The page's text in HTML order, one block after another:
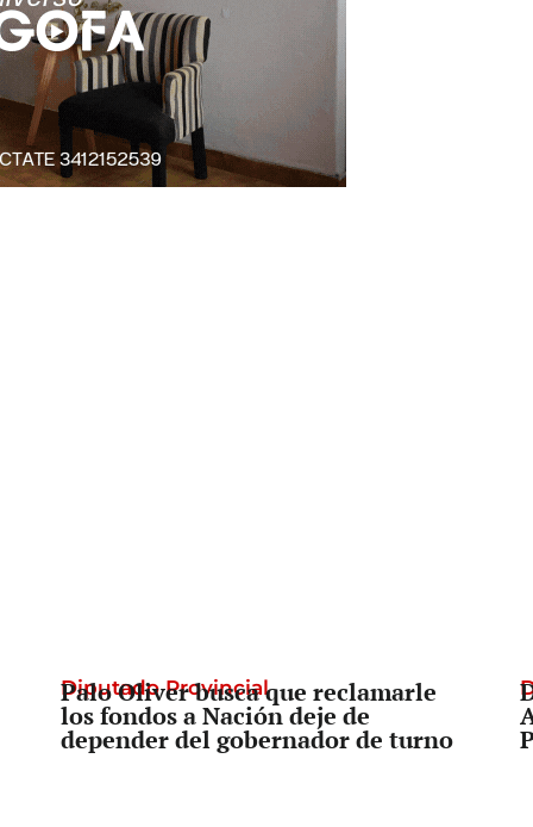
Diputado Provincial
Palo Oliver busca que reclamarle
los fondos a Nación deje de
depender del gobernador de turno